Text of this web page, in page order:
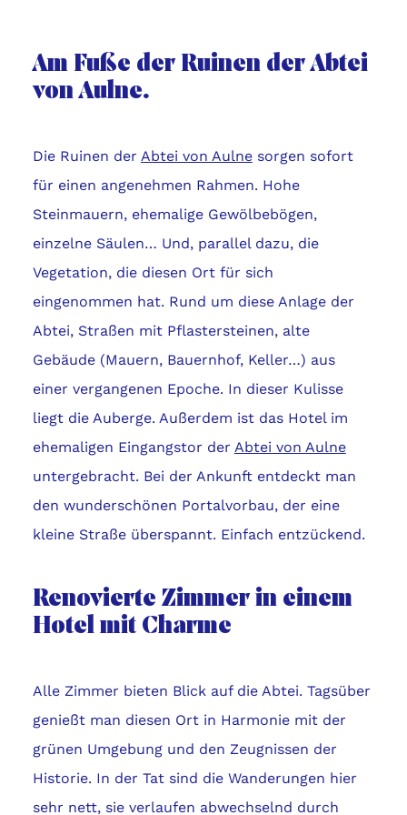
Am Fuße der Ruinen der Abtei
von Aulne.
Die Ruinen der Abtei von Aulnesorgen sofort
für einen angenehmen Rahmen. Hohe
Steinmauern, ehemalige Gewölbebögen,
einzelne Säulen… Und, parallel dazu, die
Vegetation, die diesen Ort für sich
eingenommen hat. Rund um diese Anlage der
Abtei, Straßen mit Pflastersteinen, alte
Gebäude (Mauern, Bauernhof, Keller…) aus
einer vergangenen Epoche. In dieser Kulisse
liegt die Auberge. Außerdem ist das Hotel im
ehemaligen Eingangstor der Abtei von Aulne
untergebracht. Bei der Ankunft entdeckt man
den wunderschönen Portalvorbau, der eine
kleine Straße überspannt. Einfach entzückend.
Renovierte Zimmer in einem
Hotel mit Charme
Alle Zimmer bieten Blick auf die Abtei. Tagsüber
genießt man diesen Ort in Harmonie mit der
grünen Umgebung und den Zeugnissen der
Historie. In der Tat sind die Wanderungen hier
sehr nett, sie verlaufen abwechselnd durch